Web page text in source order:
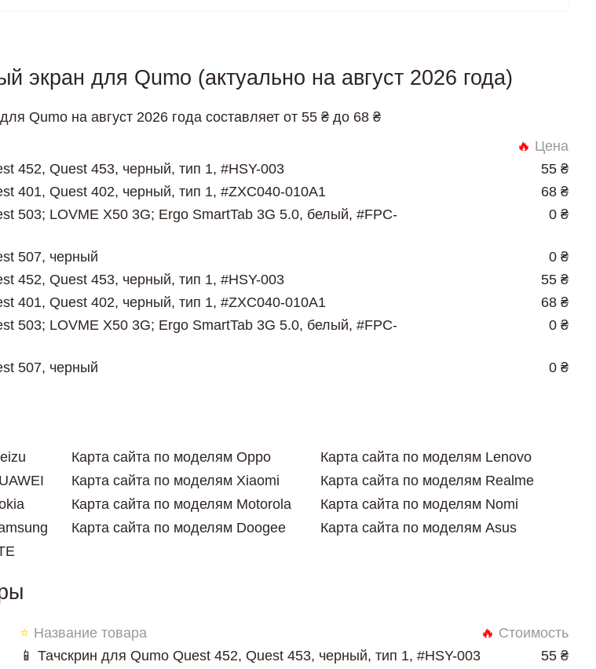
экран для Qumo (актуально на август 2026 года)
Qumo на август 2026 года составляет от 55 ₴ до 68 ₴
🔥 Цена
452, Quest 453, черный, тип 1, #HSY-003
55 ₴
401, Quest 402, черный, тип 1, #ZXC040-010A1
68 ₴
503; LOVME X50 3G; Ergo SmartTab 3G 5.0, белый, #FPC-
0 ₴
507, черный
0 ₴
452, Quest 453, черный, тип 1, #HSY-003
55 ₴
401, Quest 402, черный, тип 1, #ZXC040-010A1
68 ₴
503; LOVME X50 3G; Ergo SmartTab 3G 5.0, белый, #FPC-
0 ₴
507, черный 0 ₴
Карта сайта по моделям Oppo
Карта сайта по моделям Lenovo
Карта сайта по моделям Xiaomi
Карта сайта по моделям Realme
Карта сайта по моделям Motorola
Карта сайта по моделям Nomi
Карта сайта по моделям Doogee
Карта сайта по моделям Asus
⭐ Название товара 🔥 Стоимость
📱 Тачскрин для Qumo Quest 452, Quest 453, черный, тип 1, #HSY-003
55 ₴